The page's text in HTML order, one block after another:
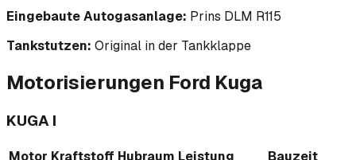
Eingebaute Autogasanlage: Prins DLM R115
Tankstutzen: Original in der Tankklappe
Motorisierungen Ford Kuga
KUGA I
Motor Kraftstoff Hubraum Leistung Bauzeit